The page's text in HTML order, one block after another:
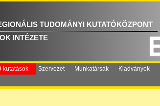
TUDOMÁNYI KUTATÓKÖZPONT
INTÉZETE
kutatások Szervezet Munkatársak Kiadványok